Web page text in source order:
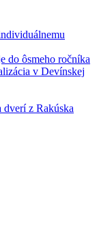
do ôsmeho ročníka
v Devínskej
z Rakúska